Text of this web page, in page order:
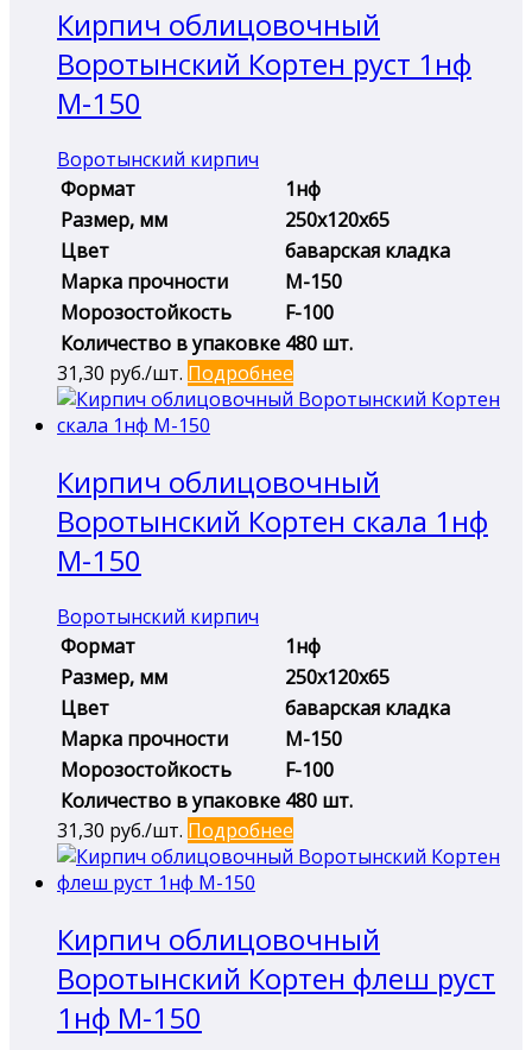
Кирпич облицовочный
Воротынский Кортен руст 1нф
М-150
Воротынский кирпич
Формат
1нф
Размер, мм
250х120х65
Цвет
баварская кладка
Марка прочности
М-150
Морозостойкость
F-100
Количество в упаковке 480 шт.
31,30 руб./шт. Подробнее
Кирпич облицовочный
Воротынский Кортен скала 1нф
М-150
Воротынский кирпич
Формат
1нф
Размер, мм
250х120х65
Цвет
баварская кладка
Марка прочности
М-150
Морозостойкость
F-100
Количество в упаковке 480 шт.
31,30 руб./шт. Подробнее
Кирпич облицовочный
Воротынский Кортен флеш руст
1нф М-150